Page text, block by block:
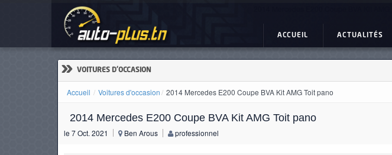
ACCUEIL ACTUALITÉS
» VOITURES D'OCCASION
Accueil Voitures d'occasion 2014 Mercedes E200 Coupe BVA Kit AMG Toit pano
2014 Mercedes E200 Coupe BVA Kit AMG Toit pano
le 7 Oct. 2021 Ben Arous professionnel
ACTUALITÉS